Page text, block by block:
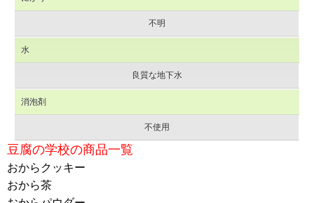
不明
水
良質な地下水
消泡剤
不使用
豆腐の学校の商品一覧
おからクッキー
おから茶